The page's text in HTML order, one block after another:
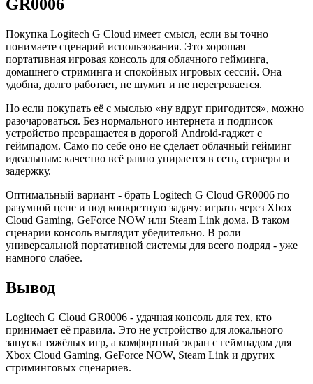
GR0006
Покупка Logitech G Cloud имеет смысл, если вы точно
понимаете сценарий использования. Это хорошая
портативная игровая консоль для облачного гейминга,
домашнего стриминга и спокойных игровых сессий. Она
удобна, долго работает, не шумит и не перегревается.
Но если покупать её с мыслью «ну вдруг пригодится», можно
разочароваться. Без нормального интернета и подписок
устройство превращается в дорогой Android-гаджет с
геймпадом. Само по себе оно не сделает облачный гейминг
идеальным: качество всё равно упирается в сеть, серверы и
задержку.
Оптимальный вариант - брать Logitech G Cloud GR0006 по
разумной цене и под конкретную задачу: играть через Xbox
Cloud Gaming, GeForce NOW или Steam Link дома. В таком
сценарии консоль выглядит убедительно. В роли
универсальной портативной системы для всего подряд - уже
намного слабее.
Вывод
Logitech G Cloud GR0006 - удачная консоль для тех, кто
принимает её правила. Это не устройство для локального
запуска тяжёлых игр, а комфортный экран с геймпадом для
Xbox Cloud Gaming, GeForce NOW, Steam Link и других
стриминговых сценариев.